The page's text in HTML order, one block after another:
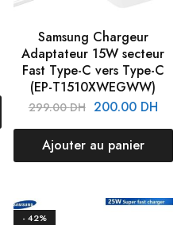
Samsung Chargeur
Adaptateur 15W secteur
Fast Type-C vers Type-C
(EP-T1510XWEGWW)
299.00DH 200.00 DH
Ajouter au panier
- 42%